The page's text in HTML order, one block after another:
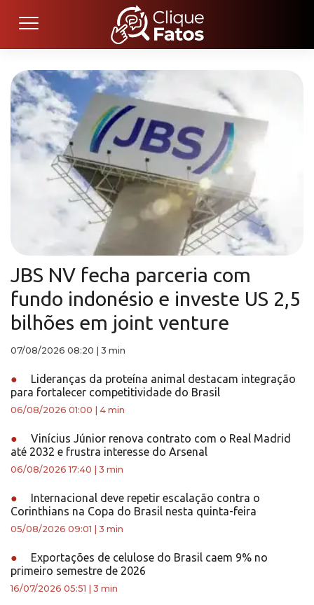
JBS NV fecha parceria com
fundo indonésio e investe US 2,5
bilhões em joint venture
07/08/2026 08:20 3 min
●
Lideranças da proteína animal destacam integração
para fortalecer competitividade do Brasil
06/08/2026 01:00 4 min
●
Vinícius Júnior renova contrato com o Real Madrid
até 2032 e frustra interesse do Arsenal
06/08/2026 17:40 3 min
●
Internacional deve repetir escalação contra o
Corinthians na Copa do Brasil nesta quinta-feira
05/08/2026 09:01 3 min
●
Exportações de celulose do Brasil caem 9% no
primeiro semestre de 2026
16/07/2026 05:51 3 min